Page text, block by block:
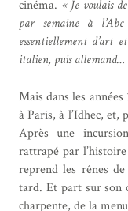
cinéma. « Je voulais
par semaine à
essentiellement d’art
italien, puis allemand…
Mais dans les
à Paris, à l’Idhec, et,
Après une
rattrapé par
reprend les rênes
tard. Et part sur son
charpente, de la